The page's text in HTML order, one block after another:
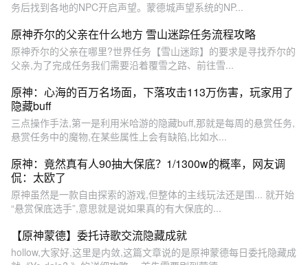
务后找到各地的NPC开启声望。蒙德城声望系统的NP...
原神乔尔的父亲在什么地方 雪山迷踪任务流程攻略
原神乔尔的父亲在哪里?世界任务【雪山迷踪】的要求是寻找乔尔的
父亲,为了完成任务我们需要沿着覆雪之路、前往雪...
原神：心海的百万名场面，下落攻击113万伤害，玩家用了
隐藏buff
三点操作手法,第一是利用米哈游的隐藏buff,那就是每周的悬赏任务,
悬赏任务中的魔物,在某些属性上会有缺陷,比如水...
原神：竟然真有人90抽大保底？1/1300w的概率，网友调
侃：太欧了
原神虽然是一款自由探索的游戏,但整体的主线玩法还是围... 就开始
“悬赏保底选手”,意思就是说如果真的有大保底的...
【原神蒙德】委托诗歌交流隐藏成就
hollow,大家好,这里是内敛,这篇文章说的是原神蒙德每日委托隐藏成